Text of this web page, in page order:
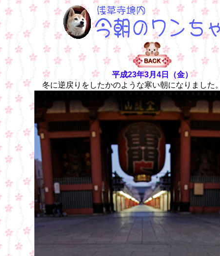
平成23年3月4日（金）
冬に逆戻りをしたかのような寒い朝になりました